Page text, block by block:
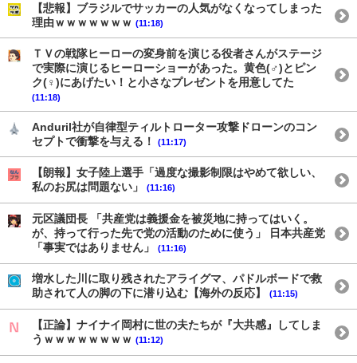
【悲報】ブラジルでサッカーの人気がなくなってしまった
理由ｗｗｗｗｗｗｗ (11:18)
ＴＶの戦隊ヒーローの変身前を演じる役者さんがステージ
で実際に演じるヒーローショーがあった。黄色(♂)とピン
ク(♀)にあげたい！と小さなプレゼントを用意してた
(11:18)
Anduril社が自律型ティルトローター攻撃ドローンのコン
セプトで衝撃を与える！
(11:17)
【朗報】女子陸上選手「過度な撮影制限はやめて欲しい、
私のお尻は問題ない」
(11:16)
元区議団長 「共産党は義援金を被災地に持ってはいく。
が、持って行った先で党の活動のために使う」 日本共産党
「事実ではありません」
(11:16)
増水した川に取り残されたアライグマ、パドルボードで救
助されて人の脚の下に潜り込む【海外の反応】
(11:15)
【正論】ナイナイ岡村に世の夫たちが『大共感』してしま
うｗｗｗｗｗｗｗｗ (11:12)